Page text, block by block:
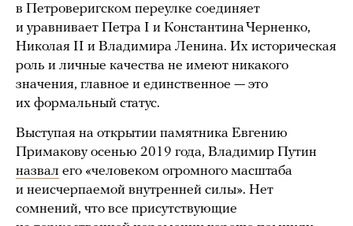
в Петроверигском переулке соединяет
и уравнивает Петра I и Константина Черненко,
Николая II и Владимира Ленина. Их историческая
роль и личные качества не имеют никакого
значения, главное и единственное — это
их формальный статус.
Выступая на открытии памятника Евгению
Примакову осенью 2019 года, Владимир Путин
назвал его «человеком огромного масштаба
и неисчерпаемой внутренней силы». Нет
сомнений, что все присутствующие